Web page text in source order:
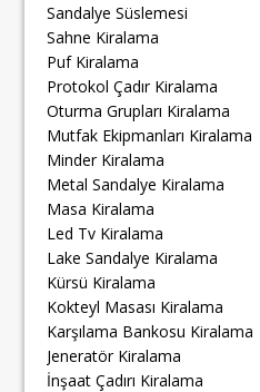
Sandalye Süslemesi
Sahne Kiralama
Puf Kiralama
Protokol Çadır Kiralama
Oturma Grupları Kiralama
Mutfak Ekipmanları Kiralama
Minder Kiralama
Metal Sandalye Kiralama
Masa Kiralama
Led Tv Kiralama
Lake Sandalye Kiralama
Kürsü Kiralama
Kokteyl Masası Kiralama
Karşılama Bankosu Kiralama
Jeneratör Kiralama
İnşaat Çadırı Kiralama